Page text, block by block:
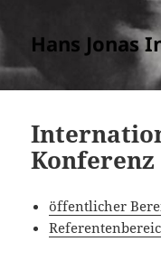
Hans Jonas
Konferenz
öffentlicher